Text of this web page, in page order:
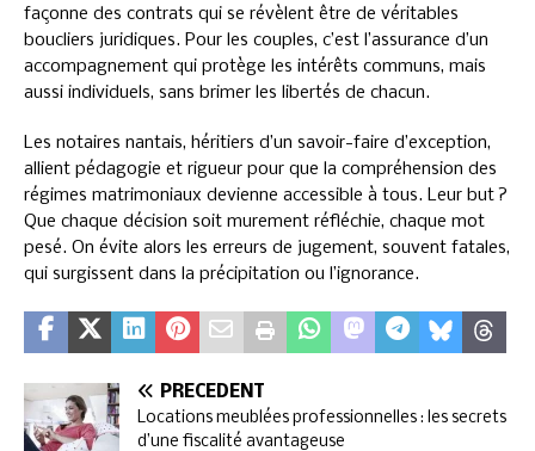
façonne des contrats qui se révèlent être de véritables
boucliers juridiques. Pour les couples, c’est l’assurance d’un
accompagnement qui protège les intérêts communs, mais
aussi individuels, sans brimer les libertés de chacun.
Les notaires nantais, héritiers d’un savoir-faire d’exception,
allient pédagogie et rigueur pour que la compréhension des
régimes matrimoniaux devienne accessible à tous. Leur but ?
Que chaque décision soit murement réfléchie, chaque mot
pesé. On évite alors les erreurs de jugement, souvent fatales,
qui surgissent dans la précipitation ou l’ignorance.
PRÉCÉDENT
Locations meublées professionnelles : les secrets
d’une fiscalité avantageuse